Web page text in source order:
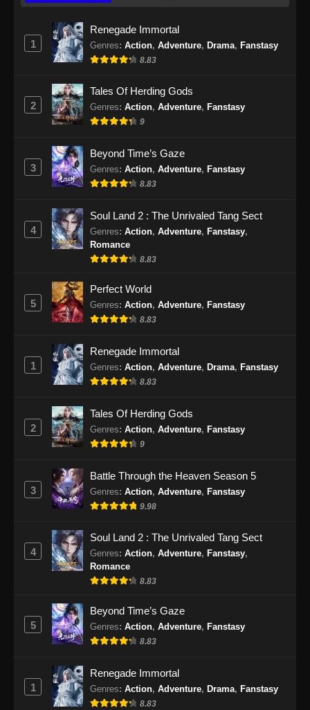
1
Renegade Immortal
Genres: Action, Adventure, Drama, Fanstasy
8.83
2
Tales Of Herding Gods
Genres: Action, Adventure, Fanstasy
9
3
Beyond Time’s Gaze
Genres: Action, Adventure, Fanstasy
8.83
4
Soul Land 2 : The Unrivaled Tang Sect
Genres: Action, Adventure, Fanstasy,
Romance
8.83
5
Perfect World
Genres: Action, Adventure, Fanstasy
8.83
1
Renegade Immortal
Genres: Action, Adventure, Drama, Fanstasy
8.83
2
Tales Of Herding Gods
Genres: Action, Adventure, Fanstasy
9
3
Battle Through the Heaven Season 5
Genres: Action, Adventure, Fanstasy
9.98
4
Soul Land 2 : The Unrivaled Tang Sect
Genres: Action, Adventure, Fanstasy,
Romance
8.83
5
Beyond Time’s Gaze
Genres: Action, Adventure, Fanstasy
8.83
1
Renegade Immortal
Genres: Action, Adventure, Drama, Fanstasy
8.83